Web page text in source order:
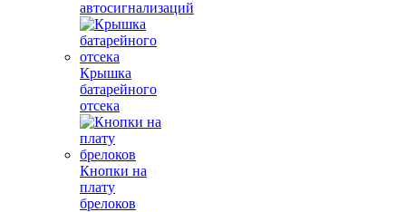
автосигнализаций
Крышка
батарейного
отсека
Кнопки на
плату
брелоков